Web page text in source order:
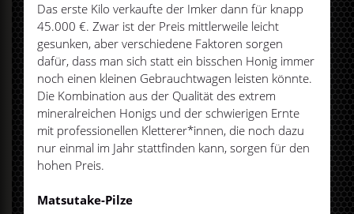
Das erste Kilo verkaufte der Imker dann für knapp
45.000 €. Zwar ist der Preis mittlerweile leicht
gesunken, aber verschiedene Faktoren sorgen
dafür, dass man sich statt ein bisschen Honig immer
noch einen kleinen Gebrauchtwagen leisten könnte.
Die Kombination aus der Qualität des extrem
mineralreichen Honigs und der schwierigen Ernte
mit professionellen Kletterer*innen, die noch dazu
nur einmal im Jahr stattfinden kann, sorgen für den
hohen Preis.
Matsutake-Pilze